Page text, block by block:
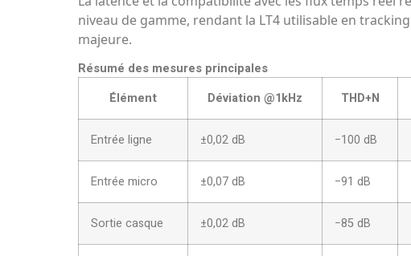
niveau de gamme, rendant la LT4 utilisable en
majeure.
Résumé des mesures principales
Élément
Déviation @1kHz THD+N
Entrée ligne ±0,02 dB −100 dB
Entrée micro ±0,07 dB −91 dB
Sortie casque ±0,02 dB −85 dB